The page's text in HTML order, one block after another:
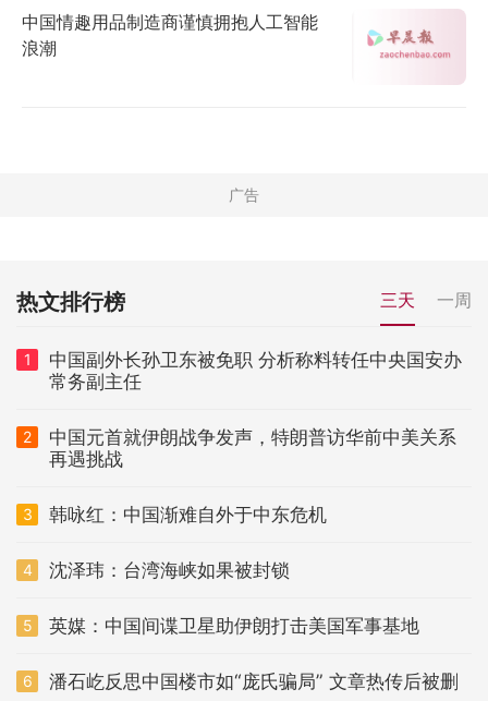
中国情趣用品制造商谨慎拥抱人工智能
浪潮
热文排行榜 三天 一周
1
中国副外长孙卫东被免职 分析称料转任中央国安办
常务副主任
2
中国元首就伊朗战争发声，特朗普访华前中美关系
再遇挑战
3 韩咏红：中国渐难自外于中东危机
4 沈泽玮：台湾海峡如果被封锁
5 英媒：中国间谍卫星助伊朗打击美国军事基地
6 潘石屹反思中国楼市如“庞氏骗局” 文章热传后被删